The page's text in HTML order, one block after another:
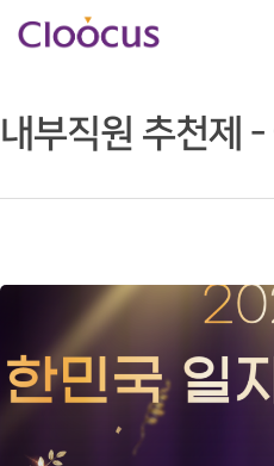
Hit enter to search or ESC to
내부직원 추천제